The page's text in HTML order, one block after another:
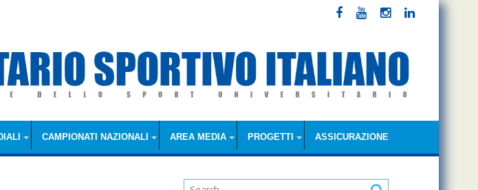
CAMPIONATI NAZIONALI AREA MEDIA PROGETTI ASSICURAZIONE